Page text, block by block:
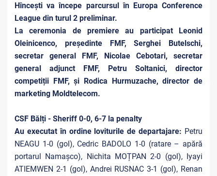
Hîncești va începe parcursul în Europa Conference
League din turul 2 preliminar.
La ceremonia de premiere au participat Leonid
Oleinicenco, președinte FMF, Serghei Butelschi,
secretar general FMF, Nicolae Cebotari, secretar
general adjunct FMF, Petru Soltanici, director
competiții FMF, și Rodica Hurmuzache, director de
marketing Moldtelecom.
CSF Bălți - Sheriff 0-0, 6-7 la penalty
Au executat în ordine loviturile de departajare: Petru
NEAGU 1-0 (gol), Cedric BADOLO 1-0 (ratare – apără
portarul Namașco), Nichita MOȚPAN 2-0 (gol), Iyayi
ATIEMWEN 2-1 (gol), Andrei RUSNAC 3-1 (gol), Renan